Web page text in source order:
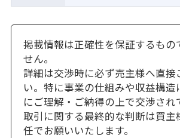
掲載情報は正確性を保証するもの
せん。
詳細は交渉時に必ず売主様へ直接
い。特に事業の仕組みや収益構造
にご理解・ご納得の上で交渉され
取引に関する最終的な判断は買主
任でお願いいたします。